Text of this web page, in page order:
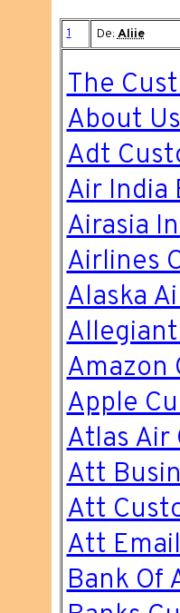
1 De: Aliie
The
About Us
Adt
Air India
Airasia
Airlines
Alaska
Amazon
Apple
Atlas Air
Att
Att
Att
Bank Of